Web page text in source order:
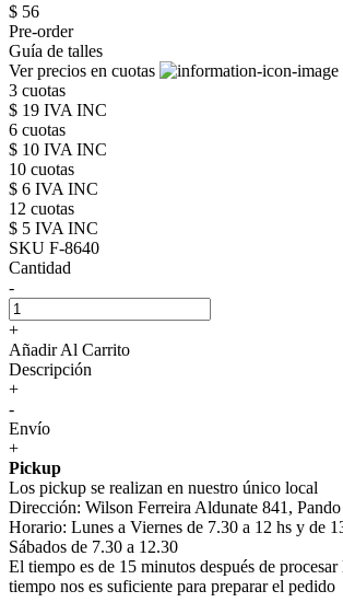
$ 56
Pre-order
Guía de talles
Ver precios en cuotas
3 cuotas
$ 19 IVA INC
6 cuotas
$ 10 IVA INC
10 cuotas
$ 6 IVA INC
12 cuotas
$ 5 IVA INC
SKU F-8640
Cantidad
-
+
Añadir Al Carrito
Descripción
+
-
Envío
+
Pickup
Los pickup se realizan en nuestro único local
Dirección: Wilson Ferreira Aldunate 841, Pando
Horario: Lunes a Viernes de 7.30 a 12 hs y de
Sábados de 7.30 a 12.30
El tiempo es de 15 minutos después de
tiempo nos es suficiente para preparar el pedido